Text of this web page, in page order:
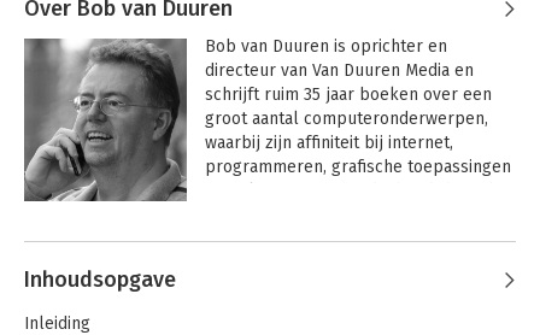
Over Bob van Duuren
Bob van Duuren is oprichter en
directeur van Van Duuren Media en
schrijft ruim 35 jaar boeken over een
groot aantal computeronderwerpen,
waarbij zijn affiniteit bij internet,
programmeren, grafische toepassingen
van de uitgeverij, en werkt hij aan
Andere boeken door Bob van
Duuren
Inhoudsopgave
Inleiding